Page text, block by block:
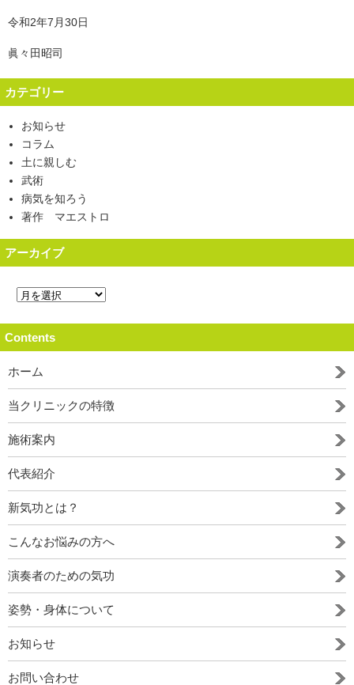
令和2年7月30日
眞々田昭司
カテゴリー
お知らせ
コラム
土に親しむ
武術
病気を知ろう
著作 マエストロ
アーカイブ
Contents
ホーム
当クリニックの特徴
施術案内
代表紹介
新気功とは？
こんなお悩みの方へ
演奏者のための気功
姿勢・身体について
お知らせ
お問い合わせ